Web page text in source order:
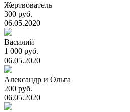
Жертвователь
300 руб.
06.05.2020
Василий
1 000 руб.
06.05.2020
Александр и Ольга
200 руб.
06.05.2020